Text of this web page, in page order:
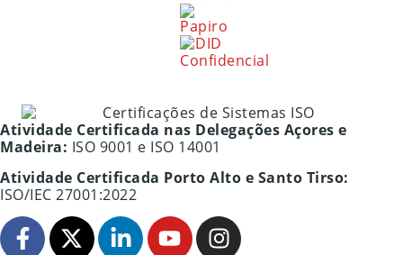
Atividade Certificada nas Delegações Açores e
Madeira: ISO 9001 e ISO 14001
Atividade Certificada Porto Alto e Santo Tirso:
ISO/IEC 27001:2022